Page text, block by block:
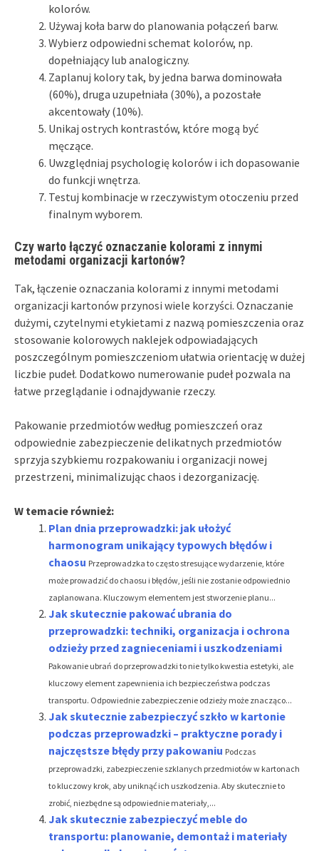
kolorów.
Używaj koła barw do planowania połączeń barw.
Wybierz odpowiedni schemat kolorów, np.
dopełniający lub analogiczny.
Zaplanuj kolory tak, by jedna barwa dominowała
(60%), druga uzupełniała (30%), a pozostałe
akcentowały (10%).
Unikaj ostrych kontrastów, które mogą być
męczące.
Uwzględniaj psychologię kolorów i ich dopasowanie
do funkcji wnętrza.
Testuj kombinacje w rzeczywistym otoczeniu przed
finalnym wyborem.
Czy warto łączyć oznaczanie kolorami z innymi
metodami organizacji kartonów?
Tak, łączenie oznaczania kolorami z innymi metodami
organizacji kartonów przynosi wiele korzyści. Oznaczanie
dużymi, czytelnymi etykietami z nazwą pomieszczenia oraz
stosowanie kolorowych naklejek odpowiadających
poszczególnym pomieszczeniom ułatwia orientację w dużej
liczbie pudeł. Dodatkowo numerowanie pudeł pozwala na
łatwe przeglądanie i odnajdywanie rzeczy.
Pakowanie przedmiotów według pomieszczeń oraz
odpowiednie zabezpieczenie delikatnych przedmiotów
sprzyja szybkiemu rozpakowaniu i organizacji nowej
przestrzeni, minimalizując chaos i dezorganizację.
W temacie również:
Plan dnia przeprowadzki: jak ułożyć
harmonogram unikający typowych błędów i
chaosu Przeprowadzka to często stresujące wydarzenie, które
może prowadzić do chaosu i błędów, jeśli nie zostanie odpowiednio
zaplanowana. Kluczowym elementem jest stworzenie planu...
Jak skutecznie pakować ubrania do
przeprowadzki: techniki, organizacja i ochrona
odzieży przed zagnieceniami i uszkodzeniami
Pakowanie ubrań do przeprowadzki to nie tylko kwestia estetyki, ale
kluczowy element zapewnienia ich bezpieczeństwa podczas
transportu. Odpowiednie zabezpieczenie odzieży może znacząco...
Jak skutecznie zabezpieczyć szkło w kartonie
podczas przeprowadzki – praktyczne porady i
najczęstsze błędy przy pakowaniu Podczas
przeprowadzki, zabezpieczenie szklanych przedmiotów w kartonach
to kluczowy krok, aby uniknąć ich uszkodzenia. Aby skutecznie to
zrobić, niezbędne są odpowiednie materiały,...
Jak skutecznie zabezpieczyć meble do
transportu: planowanie, demontaż i materiały